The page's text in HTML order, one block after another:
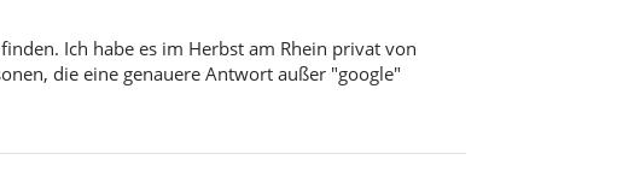
Ich habe es im Herbst am Rhein privat von
die eine genauere Antwort außer "google"